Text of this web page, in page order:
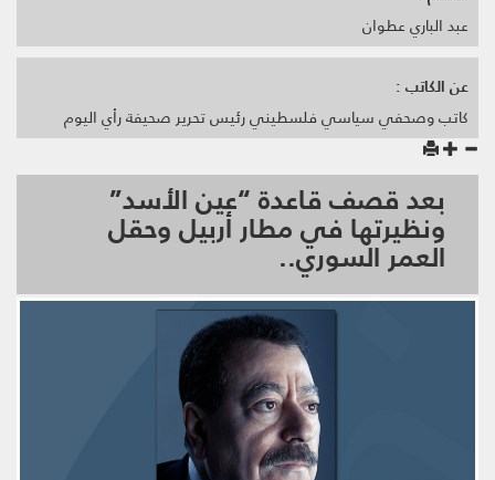
عبد الباري عطوان
عن الكاتب :
كاتب وصحفي سياسي فلسطيني رئيس تحرير صحيفة رأي اليوم
بعد قصف قاعدة “عين الأسد”
ونظيرتها في مطار أربيل وحقل
العمر السوري..